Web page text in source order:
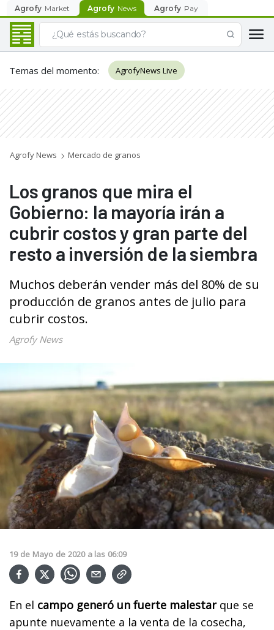
Agrofy Market Agrofy News Agrofy Pay
Temas del momento: AgrofyNews Live
Agrofy News Mercado de granos
Los granos que mira el
Gobierno: la mayoría irán a
cubrir costos y gran parte del
resto a inversión de la siembra
Muchos deberán vender más del 80% de su
producción de granos antes de julio para
cubrir costos.
Agrofy News
19 de Mayo de 2020 a las 06:09
En el campo generó un fuerte malestarque se
apunte nuevamente a la venta de la cosecha,